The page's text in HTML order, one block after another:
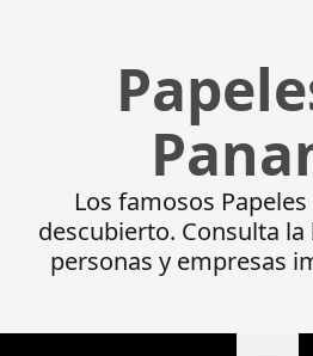
Los famosos
descubierto. Consulta la
personas y empresas